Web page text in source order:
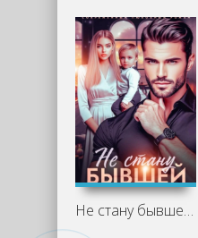
Не стану бывшей - Анастасия Ридд